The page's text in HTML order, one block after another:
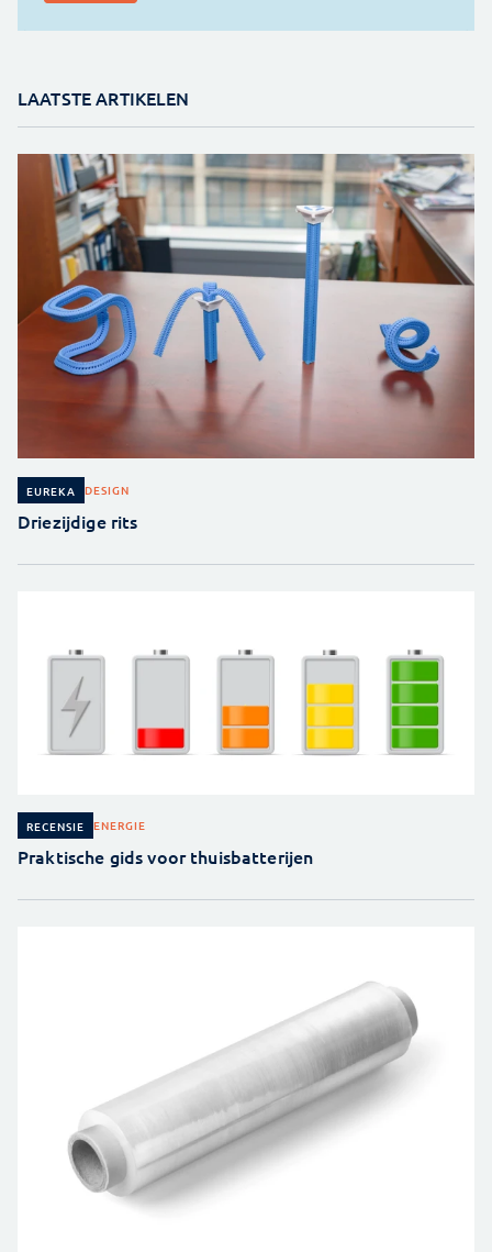
LAATSTE ARTIKELEN
EUREKA DESIGN
Driezijdige rits
RECENSIE ENERGIE
Praktische gids voor thuisbatterijen